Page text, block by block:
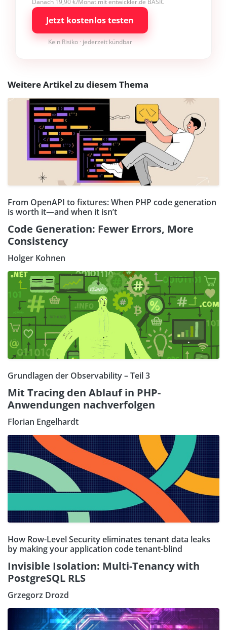
Danach 19,90 €/Monat mit entwickler.de BASIC
Jetzt kostenlos testen
Kein Risiko · jederzeit kündbar
Weitere Artikel zu diesem Thema
From OpenAPI to fixtures: When PHP code generation
is worth it—and when it isn’t
Code Generation: Fewer Errors, More
Consistency
Holger Kohnen
Grundlagen der Observability – Teil 3
Mit Tracing den Ablauf in PHP-
Anwendungen nachverfolgen
Florian Engelhardt
How Row-Level Security eliminates tenant data leaks
by making your application code tenant-blind
Invisible Isolation: Multi-Tenancy with
PostgreSQL RLS
Grzegorz Drozd